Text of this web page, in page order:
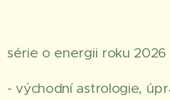
série o energii roku 2026
- východní astrologie,